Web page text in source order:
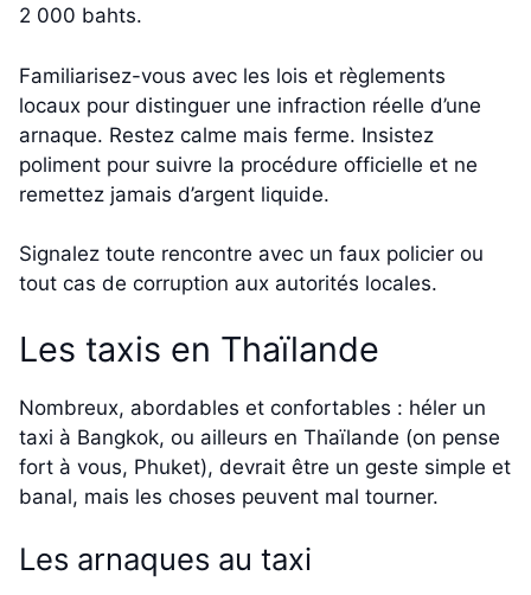
2 000 bahts.
Familiarisez-vous avec les lois et règlements
locaux pour distinguer une infraction réelle d’une
arnaque. Restez calme mais ferme. Insistez
poliment pour suivre la procédure officielle et ne
remettez jamais d’argent liquide.
Signalez toute rencontre avec un faux policier ou
tout cas de corruption aux autorités locales.
Les taxis en Thaïlande
Nombreux, abordables et confortables : héler un
taxi à Bangkok, ou ailleurs en Thaïlande (on pense
fort à vous, Phuket), devrait être un geste simple et
banal, mais les choses peuvent mal tourner.
Les arnaques au taxi